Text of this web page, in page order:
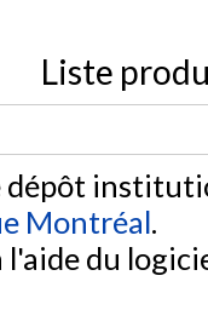
Liste
dépôt
Montréal.
l'aide du